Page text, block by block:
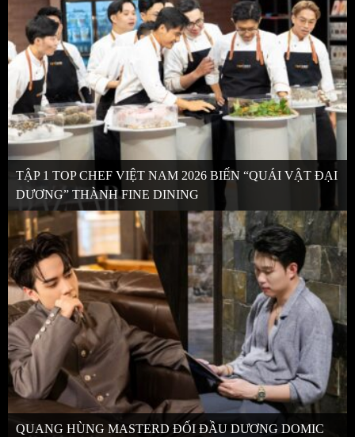
TẬP 1 TOP CHEF VIỆT NAM 2026 BIẾN “QUÁI VẬT ĐẠI
DƯƠNG” THÀNH FINE DINING
QUANG HÙNG MASTERD ĐỐI ĐẦU DƯƠNG DOMIC